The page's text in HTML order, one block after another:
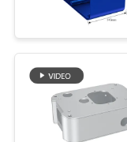
SITEMAP
PRIVACY
POLICY